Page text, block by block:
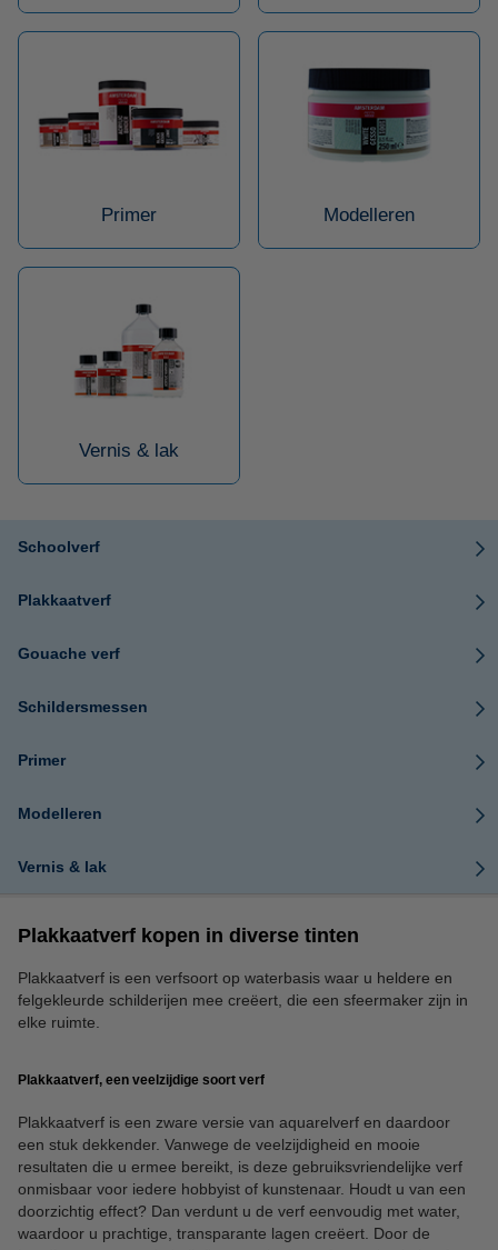
Primer Modelleren
Vernis & lak
Schoolverf
Plakkaatverf
Gouache verf
Schildersmessen
Primer
Modelleren
Vernis & lak
Plakkaatverf kopen in diverse tinten
Plakkaatverf is een verfsoort op waterbasis waar u heldere en
felgekleurde schilderijen mee creëert, die een sfeermaker zijn in
elke ruimte.
Plakkaatverf, een veelzijdige soort verf
Plakkaatverf is een zware versie van aquarelverf en daardoor
een stuk dekkender. Vanwege de veelzijdigheid en mooie
resultaten die u ermee bereikt, is deze gebruiksvriendelijke verf
onmisbaar voor iedere hobbyist of kunstenaar. Houdt u van een
doorzichtig effect? Dan verdunt u de verf eenvoudig met water,
waardoor u prachtige, transparante lagen creëert. Door de